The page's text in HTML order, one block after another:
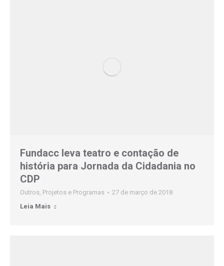
Fundacc leva teatro e contação de
história para Jornada da Cidadania no
CDP
Outros Projetos e Programas
27 de março de 2018
Leia Mais